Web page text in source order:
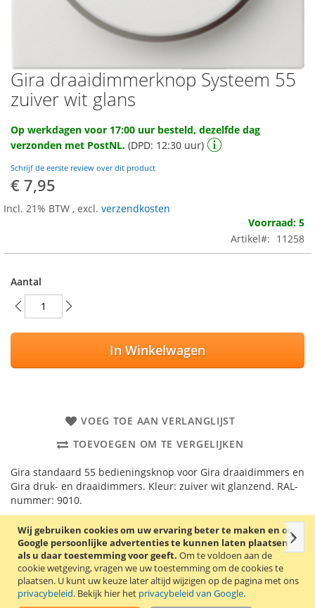
Wij gebruiken cookies om uw ervaring beter te maken en om
Google persoonlijke advertenties te kunnen laten plaatsen
als u daar toestemming voor geeft. Om te voldoen aan de
cookie wetgeving, vragen we uw toestemming om de cookies te
plaatsen. U kunt uw keuze later altijd wijzigen op de pagina met ons
privacybeleid. Bekijk hier het privacybeleid van Google.
Ga
naar
het
van
de
gallerij
Gira draaidimmerknop Systeem 55
zuiver wit glans
Op werkdagen voor 17:00 uur besteld, dezelfde dag
verzonden met PostNL. (DPD: 12:30 uur)
Schrijf de eerste review over dit product
€ 7,95
Incl. 21% BTW , excl. verzendkosten
Voorraad: 5
Artikel
11258
Aantal
In Winkelwagen
VOEG TOE AAN VERLANGLIJST
TOEVOEGEN OM TE VERGELIJKEN
Gira standaard 55 bedieningsknop voor Gira draaidimmers en
Gira druk- en draaidimmers. Kleur: zuiver wit glanzend. RAL-
nummer: 9010.
Details Productkenmerken Reviews
Kleur: Wit